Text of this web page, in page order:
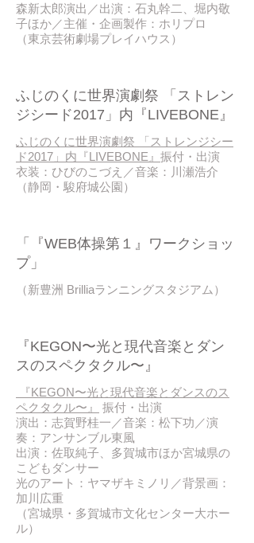
森新太郎演出／出演：石丸幹二、堀内敬
子ほか／主催・企画製作：ホリプロ
（東京芸術劇場プレイハウス）
ふじのくに世界演劇祭 「ストレン
ジシード2017」内『LIVEBONE』
ふじのくに世界演劇祭 「ストレンジシー
ド2017」内『LIVEBONE』 振付・出演
衣装：ひびのこづえ／音楽：川瀬浩介
（静岡・駿府城公園）
「『WEB体操第１』ワークショッ
プ」
（新豊洲 Brilliaランニングスタジアム）
『KEGON〜光と現代音楽とダン
スのスペクタクル〜』
『KEGON〜光と現代音楽とダンスのス
ペクタクル〜』
振付・出演
演出：志賀野桂一／音楽：松下功／演
奏：アンサンブル東風
出演：佐取純子、多賀城市ほか宮城県の
こどもダンサー
光のアート：ヤマザキミノリ／背景画：
加川広重
（宮城県・多賀城市文化センター大ホー
ル）